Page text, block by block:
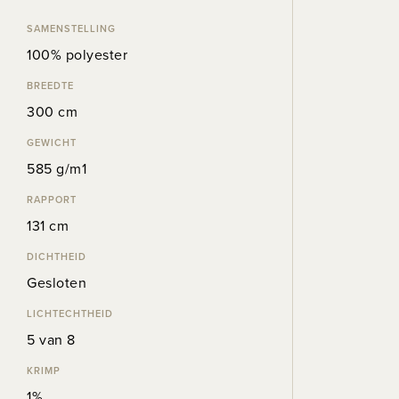
SAMENSTELLING
100% polyester
BREEDTE
300 cm
GEWICHT
585 g/m1
RAPPORT
131 cm
DICHTHEID
Gesloten
LICHTECHTHEID
5 van 8
KRIMP